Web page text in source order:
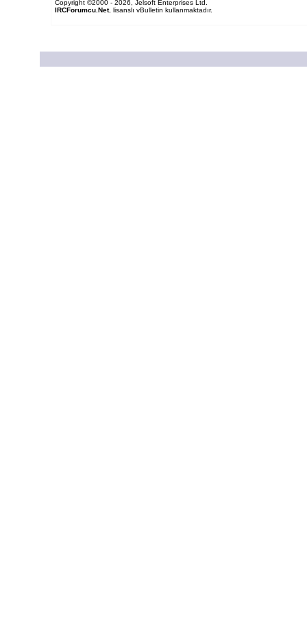
Copyright ©2000 - 2026, Jelsoft Enterprises Ltd.
IRCForumcu.Net, lisanslı vBulletin kullanmaktadır.